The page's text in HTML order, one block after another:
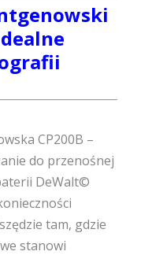
CP200B –
do przenośnej
DeWalt©
tam, gdzie
stanowi